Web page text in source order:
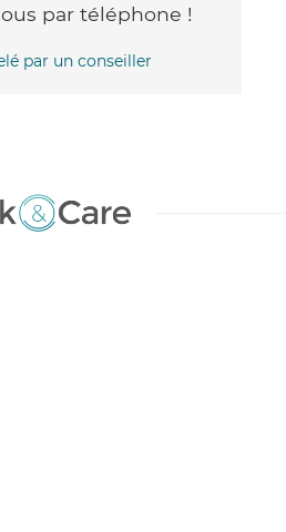
par téléphone !
par un conseiller